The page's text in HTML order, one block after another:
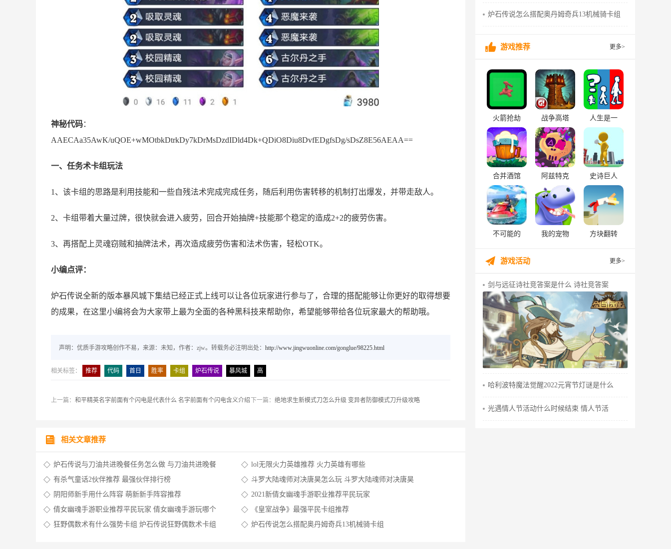
神秘代码：
AAECAa35AwK/uQOE+wMOtbkDtrkDy7kDrMsDzdIDld4Dk+QDiO8Diu8DvfEDgfsDg/sDsZ8E56AEAA==
一、任务术卡组玩法
1、该卡组的思路是利用技能和一些自残法术完成完成任务，随后利用伤害转移的机制打出爆发，并带走敌人。
2、卡组带着大量过牌，很快就会进入疲劳，回合开始抽牌+技能那个稳定的造成2+2的疲劳伤害。
3、再搭配上灵魂窃贼和抽牌法术，再次造成疲劳伤害和法术伤害，轻松OTK。
小编点评：
炉石传说全新的版本暴风城下集结已经正式上线可以让各位玩家进行参与了，合理的搭配能够让你更好的取得想要
的成果，在这里小编将会为大家带上最为全面的各种黑科技来帮助你，希望能够带给各位玩家最大的帮助哦。
声明：优质手游攻略创作不易，来源：未知，作者：zjw。转载务必注明出处： http://www.jingwuonline.com/gonglue/98225.html
相关标签： 推荐 代码 首日 胜率 卡组 炉石传说 暴风城 高
上一篇： 和平精英名字前面有个闪电是代表什么 名字前面有个闪电含义介绍 下一篇： 绝地求生新模式刀怎么升级 变异者防御模式刀升级攻略
相关文章推荐
炉石传说与刀油共进晚餐任务怎么做 与刀油共进晚餐
lol无限火力英雄推荐 火力英雄有哪些
有杀气童话2伙伴推荐 最强伙伴排行榜
斗罗大陆魂师对决唐昊怎么玩 斗罗大陆魂师对决唐昊
阴阳师新手用什么阵容 萌新新手阵容推荐
2021新倩女幽魂手游职业推荐平民玩家
倩女幽魂手游职业推荐平民玩家 倩女幽魂手游玩哪个
《皇室战争》最强平民卡组推荐
狂野偶数术有什么强势卡组 炉石传说狂野偶数术卡组
炉石传说怎么搭配奥丹姆奇兵13机械骑卡组
炉石传说怎么搭配奥丹姆奇兵13机械骑卡组
游戏推荐 更多>
火箭抢劫 战争高塔 人生是一
合并酒馆 阿兹特克 史诗巨人
不可能的 我的宠物 方块翻转
游戏活动 更多>
剑与远征诗社竞答案是什么 诗社竞答案
哈利波特魔法觉醒2022元宵节灯谜是什么
光遇情人节活动什么时候结束 情人节活